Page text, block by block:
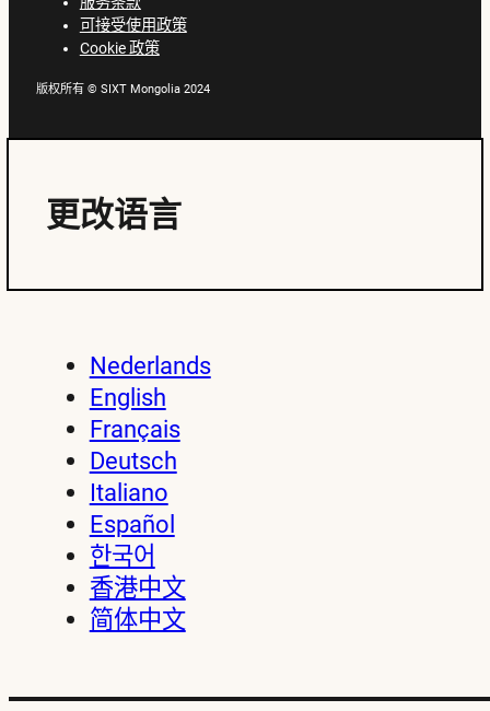
可接受使用政策
Cookie 政策
版权所有 © SIXT Mongolia 2024
更改语言
Nederlands
English
Français
Deutsch
Italiano
Español
한국어
香港中文
简体中文